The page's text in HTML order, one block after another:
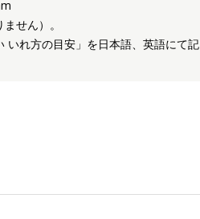
せん）。
いれ方の目安」を日本語、英語にて記